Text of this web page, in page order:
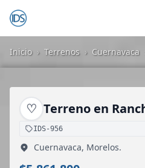
Inicio › Terrenos › Cuernavaca
♡ Terreno en
IDS-956
Cuernavaca, Morelos.